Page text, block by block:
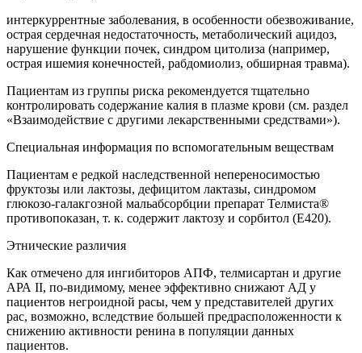
интеркуррентные заболевания, в особенности обезвоживание,
острая сердечная недостаточность, метаболический ацидоз,
нарушение функции почек, синдром цитолиза (например,
острая ишемия конечностей, рабдомиолиз, обширная травма).
Пациентам из группы риска рекомендуется тщательно
контролировать содержание калия в плазме крови (см. раздел
«Взаимодействие с другими лекарственными средствами»).
Специальная информация по вспомогательным веществам
Пациентам e редкой наследственной непереносимостью
фруктозы или лактозы, дефицитом лактазы, синдромом
глюкозо-галакгозной мальабсорбции препарат Телмиста®
противопоказан, т. к. содержит лактозу и сорбитол (Е420).
Этнические различия
Как отмечено для ингибиторов АПФ, телмисартан и другие
АРА II, по-видимому, менее эффективно снижают АД у
пациентов негроидной расы, чем у представителей других
рас, возможно, вследствие большей предрасположенности к
снижению активности ренина в популяции данных
пациентов.